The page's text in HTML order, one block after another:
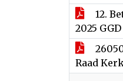
12.
2025
Raad